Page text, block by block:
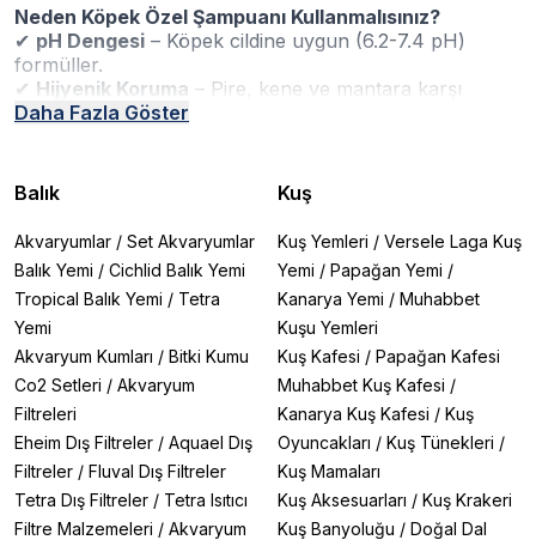
Neden Köpek Özel Şampuanı Kullanmalısınız?
✔ pH Dengesi – Köpek cildine uygun (6.2-7.4 pH)
formüller.
✔ Hijyenik Koruma – Pire, kene ve mantara karşı
koruyucu etki.
✔ Doğal İçerikler
– Aloe vera, jojoba yağı, yulaf özleri
✔ Kuru Şampuan– Suya ihtiyaç duymadan pratik
temizlik.
En Çok Tercih Edilen Köpek Şampuanları:
🔹 M-Pets Naturluxe Serisi
– Lavanta, çay ağacı,
argan yağlı doğal formüller.
🔹 Beaphar White Coat
– Beyaz tüyleri sararmadan
🔹 Bioline Anti-Parazit
– Pire ve kenelere karşı koruma
sağlar.
🔹 Trixie Kuru Şampuan
– Susuz temizlik için ideal.
🔹 M-Pets Yavru Şampuanı
– Hassas yavru cildine
özel.
Daha Fazla Göster
Balık
Akvaryumlar / Set Akvaryumlar
Balık Yemi / Cichlid Balık Yemi
Tropical Balık Yemi / Tetra
Yemi
Akvaryum Kumları / Bitki Kumu
Co2 Setleri / Akvaryum
Filtreleri
Eheim Dış Filtreler / Aquael Dış
Filtreler / Fluval Dış Filtreler
Tetra Dış Filtreler / Tetra Isıtıcı
Filtre Malzemeleri / Akvaryum
Kuş
Kuş Yemleri / Versele Laga Kuş
Yemi / Papağan Yemi /
Kanarya Yemi / Muhabbet
Kuşu Yemleri
Kuş Kafesi / Papağan Kafesi
Muhabbet Kuş Kafesi /
Kanarya Kuş Kafesi / Kuş
Oyuncakları / Kuş Tünekleri /
Kuş Mamaları
Kuş Aksesuarları / Kuş Krakeri
Kuş Banyoluğu / Doğal Dal